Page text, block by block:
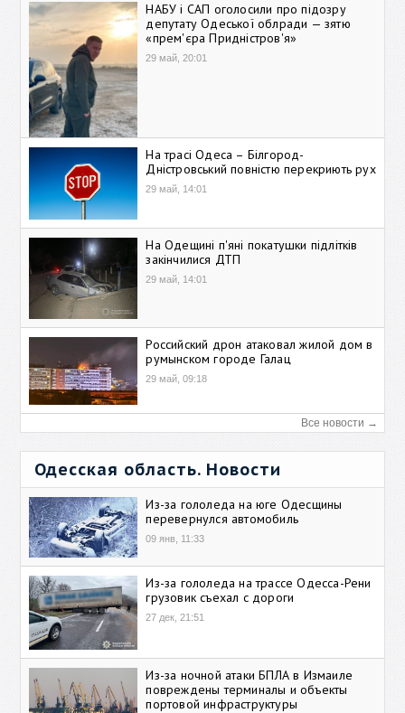
НАБУ і САП оголосили про підозру
депутату Одеської облради — зятю
«прем'єра Придністров'я»
29 май, 20:01
На трасі Одеса – Білгород-
Дністровський повністю перекриють рух
29 май, 14:01
На Одещині п'яні покатушки підлітків
закінчилися ДТП
29 май, 14:01
Российский дрон атаковал жилой дом в
румынском городе Галац
29 май, 09:18
Все новости →
Одесская область. Новости
Из-за гололеда на юге Одесщины
перевернулся автомобиль
09 янв, 11:33
Из-за гололеда на трассе Одесса-Рени
грузовик съехал с дороги
27 дек, 21:51
Из-за ночной атаки БПЛА в Измаиле
повреждены терминалы и объекты
портовой инфраструктуры